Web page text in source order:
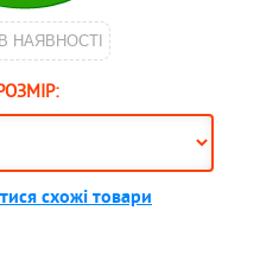
НАЯВНОСТІ
схожі товари